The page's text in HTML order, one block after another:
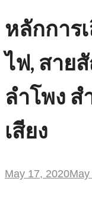
หลักการ
ไฟ, สาย
ลำโพง ส
เสียง
May 17, 2020